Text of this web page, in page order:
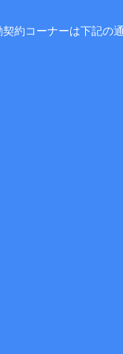
約コーナーは下記の通